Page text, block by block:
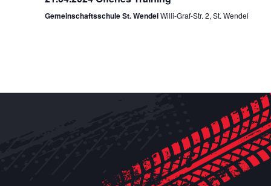
Gemeinschaftsschule St. WendelWilli-Graf-Str. 2, St. Wendel